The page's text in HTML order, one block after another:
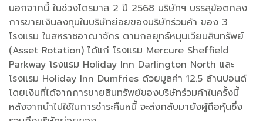
นอกจากนี้ ในช่วงไตรมาส 2 ปี 2568 บริษัทฯ บรรลุข้อตกลง
การขายเงินลงทุนในบริษัทย่อยของบริษัทร่วมค้า ของ 3
โรงแรม ในสหราชอาณาจักร ตามกลยุทธ์หมุนเวียนสินทรัพย์
(Asset Rotation) ได้แก่ โรงแรม Mercure Sheffield
Parkway โรงแรม Holiday Inn Darlington North และ
โรงแรม Holiday Inn Dumfries ด้วยมูลค่า 12.5 ล้านปอนด์
โดยเงินที่ได้จากการขายสินทรัพย์ของบริษัทร่วมค้าในครั้งนี้
หลังจากนำไปใช้ในการชำระคืนหนี้ จะส่งกลับมายังผู้ถือหุ้นซึ่ง